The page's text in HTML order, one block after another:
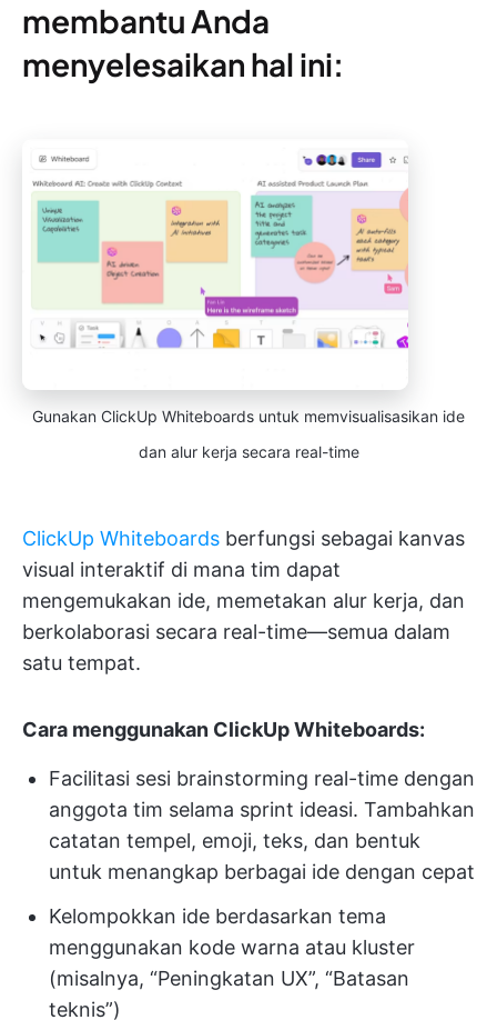
membantu Anda
menyelesaikan hal ini:
Gunakan ClickUp Whiteboards untuk memvisualisasikan ide
dan alur kerja secara real-time
ClickUp Whiteboards berfungsi sebagai kanvas
visual interaktif di mana tim dapat
mengemukakan ide, memetakan alur kerja, dan
berkolaborasi secara real-time—semua dalam
satu tempat.
Cara menggunakan ClickUp Whiteboards:
Facilitasi sesi brainstorming real-time dengan
anggota tim selama sprint ideasi. Tambahkan
catatan tempel, emoji, teks, dan bentuk
untuk menangkap berbagai ide dengan cepat
Kelompokkan ide berdasarkan tema
menggunakan kode warna atau kluster
(misalnya, “Peningkatan UX”, “Batasan
teknis”)